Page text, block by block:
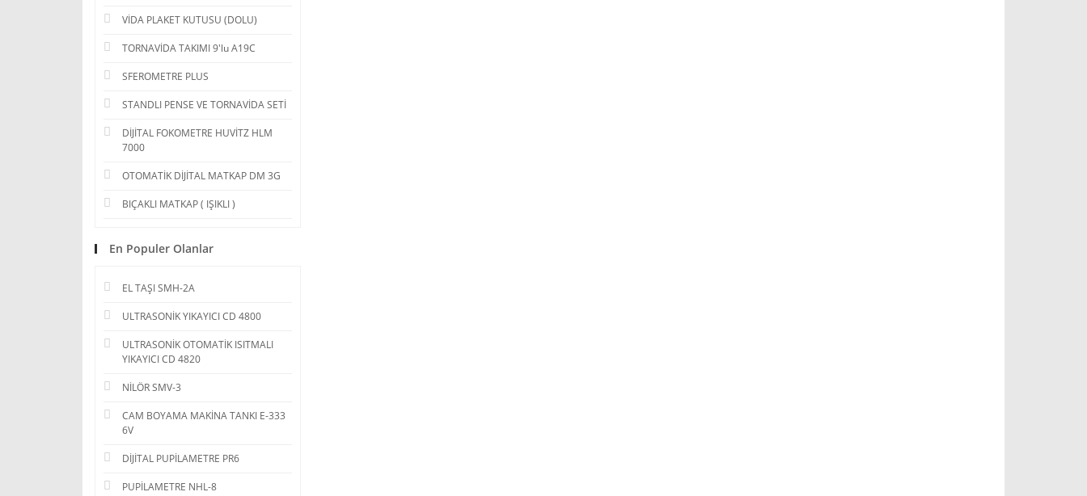
VİDA PLAKET KUTUSU (DOLU)
TORNAVİDA TAKIMI 9'lu A19C
SFEROMETRE PLUS
STANDLI PENSE VE TORNAVİDA SETİ
DİJİTAL FOKOMETRE HUVİTZ HLM
7000
OTOMATİK DİJİTAL MATKAP DM 3G
BIÇAKLI MATKAP ( IŞIKLI )
En Populer Olanlar
EL TAŞI SMH-2A
ULTRASONİK YIKAYICI CD 4800
ULTRASONİK OTOMATİK ISITMALI
YIKAYICI CD 4820
NİLÖR SMV-3
CAM BOYAMA MAKİNA TANKI E-333
6V
DİJİTAL PUPİLAMETRE PR6
PUPİLAMETRE NHL-8